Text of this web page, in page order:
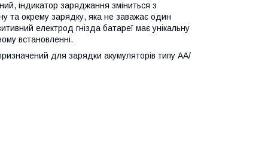
індикатор заряджання зміниться з
та окрему зарядку, яка не заважає один
електрод гнізда батареї має унікальну
встановленні.
для зарядки акумуляторів типу АА/